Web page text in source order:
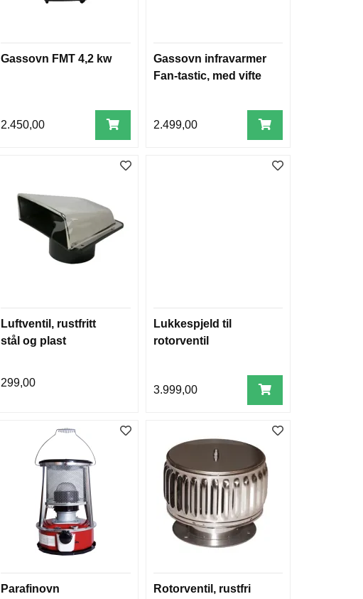
Gassovn FMT 4,2 kw
2.450,00
Gassovn infravarmer
Fan-tastic, med vifte
2.499,00
Luftventil, rustfritt
stål og plast
299,00
Lukkespjeld til
rotorventil
3.999,00
Parafinovn
Rotorventil, rustfri